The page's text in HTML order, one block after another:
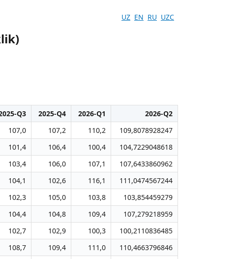
UZ EN RU UZC
Q3 2025-Q4 2026-Q1
2026-Q2
107,0 107,2 110,2
109,8078928247
101,4 106,4 100,4
104,7229048618
103,4 106,0 107,1
107,6433860962
104,1 102,6 116,1
111,0474567244
102,3 105,0 103,8
103,854459279
104,4 104,8 109,4
107,279218959
102,7 102,9 100,3
100,2110836485
108,7 109,4 111,0
110,4663796846